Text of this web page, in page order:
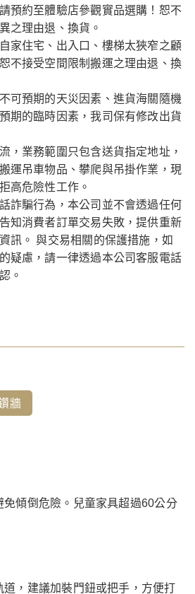
預約至體驗店參觀實品選購！恕不
之理由退、換貨。
家住宅、出入口、樓梯太狹窄之顧
不接受空間限制搬運之理由退、換
可預期的天災因素、進貨海關隨機
期的臨時因素，我司保有修改出貨
，業務範圍只包含送貨指定地址，
運吊車物品、攀爬與吊掛作業，現
高危險性工作。
詐騙行為，本公司並不會透過任何
知消費者訂單交易失敗，提供重新
訊。 與交易相關的保護措施，如
疑慮，請一律透過本公司客服電話
。
牆
免傾倒危險。兒童家具超過60公分
，建議加裝門鈕或把手，方便打